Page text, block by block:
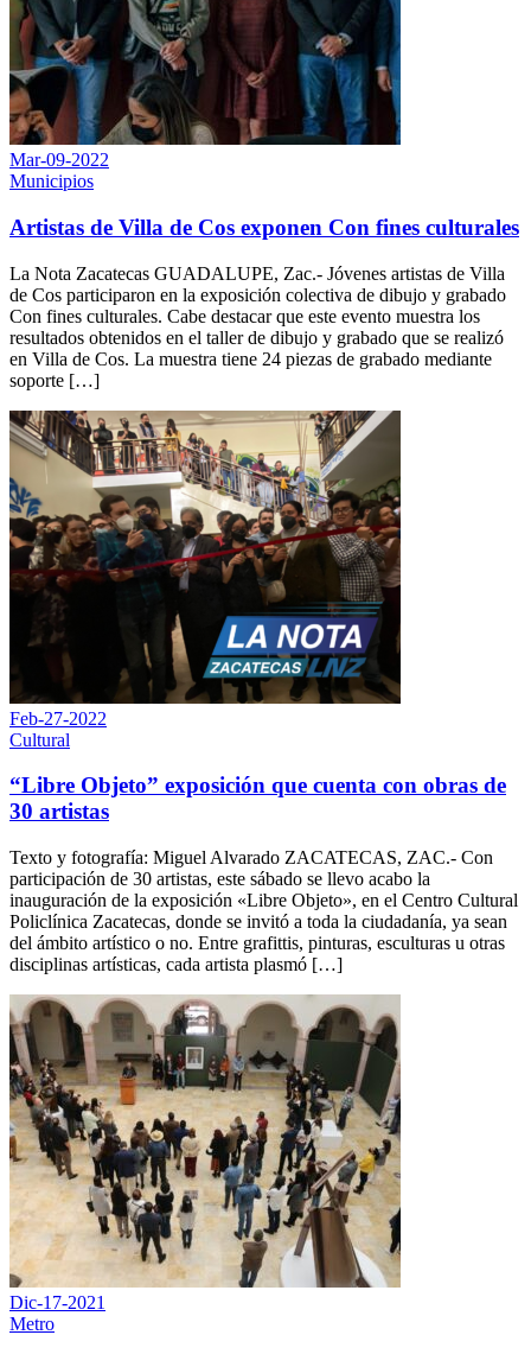
Mar-09-2022
Municipios
Artistas de Villa de Cos exponen Con fines culturales
La Nota Zacatecas GUADALUPE, Zac.- Jóvenes artistas de Villa
de Cos participaron en la exposición colectiva de dibujo y grabado
Con fines culturales. Cabe destacar que este evento muestra los
resultados obtenidos en el taller de dibujo y grabado que se realizó
en Villa de Cos. La muestra tiene 24 piezas de grabado mediante
soporte […]
Feb-27-2022
Cultural
“Libre Objeto” exposición que cuenta con obras de
30 artistas
Texto y fotografía: Miguel Alvarado ZACATECAS, ZAC.- Con
participación de 30 artistas, este sábado se llevo acabo la
inauguración de la exposición «Libre Objeto», en el Centro Cultural
Policlínica Zacatecas, donde se invitó a toda la ciudadanía, ya sean
del ámbito artístico o no. Entre grafittis, pinturas, esculturas u otras
disciplinas artísticas, cada artista plasmó […]
Dic-17-2021
Metro